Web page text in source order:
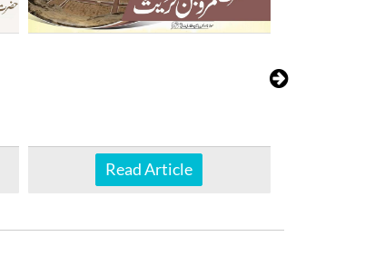
Read Article